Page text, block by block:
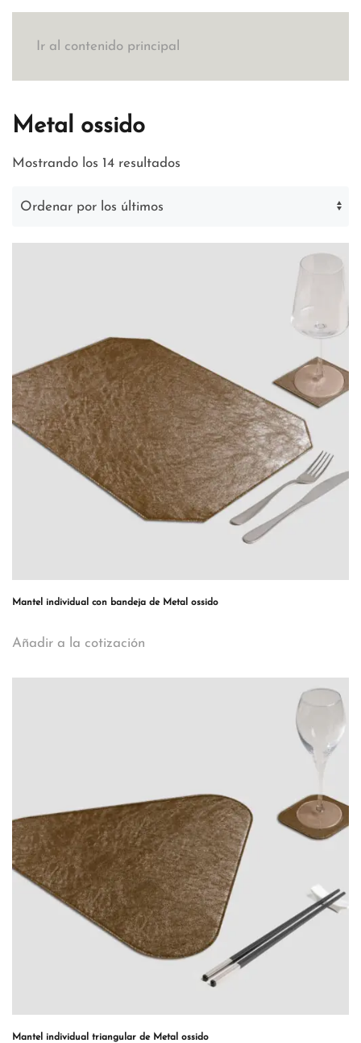
Ir al contenido principal
Metal ossido
Mostrando los 14 resultados
Mantel individual con bandeja de Metal ossido
Añadir a la cotización
Mantel individual triangular de Metal ossido